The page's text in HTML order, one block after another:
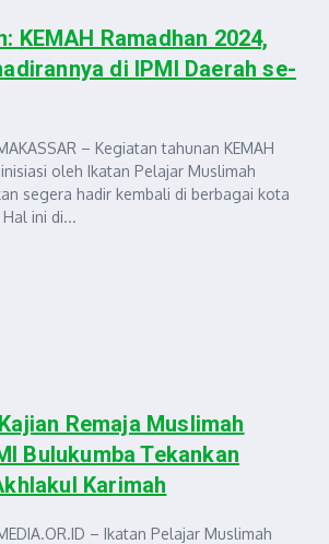
KEMAH Ramadhan 2024,
di IPMI Daerah se-
– Kegiatan tahunan KEMAH
oleh Ikatan Pelajar Muslimah
segera hadir kembali di berbagai kota
ini di...
Remaja Muslimah
Bulukumba Tekankan
Karimah
– Ikatan Pelajar Muslimah